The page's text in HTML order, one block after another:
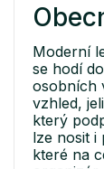
Moderní
se hodí
osobních
vzhled,
který
lze nosit i
které na